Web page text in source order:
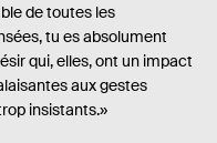
de toutes les
tu es absolument
qui, elles, ont un impact
aux gestes
insistants.»